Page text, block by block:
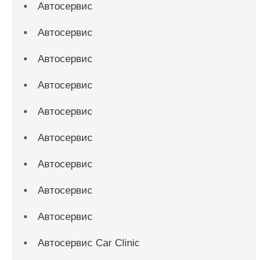
Автосервис
Автосервис
Автосервис
Автосервис
Автосервис
Автосервис
Автосервис
Автосервис
Автосервис
Автосервис Car Clinic